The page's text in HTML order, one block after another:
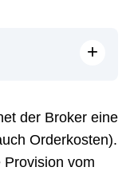
+
der Broker eine
Orderkosten).
vom